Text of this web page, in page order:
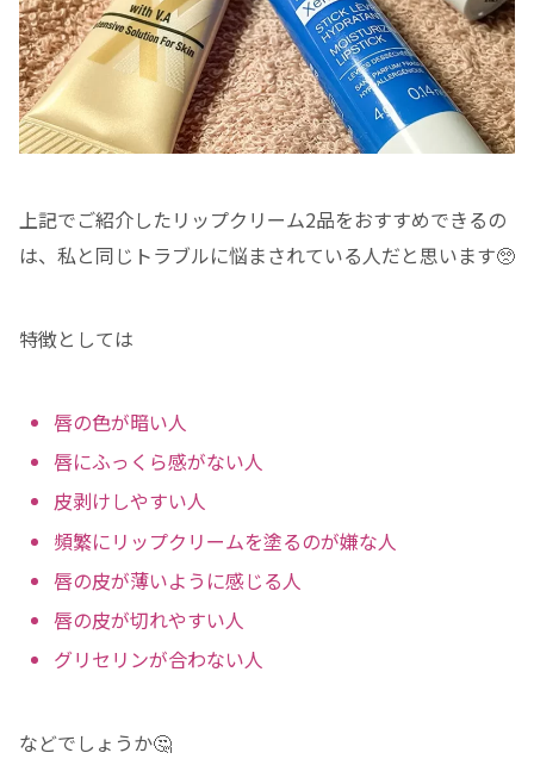
上記でご紹介したリップクリーム2品をおすすめできるの
は、私と同じトラブルに悩まされている人だと思います🥺
特徴としては
唇の色が暗い人
唇にふっくら感がない人
皮剥けしやすい人
頻繁にリップクリームを塗るのが嫌な人
唇の皮が薄いように感じる人
唇の皮が切れやすい人
グリセリンが合わない人
などでしょうか🤔